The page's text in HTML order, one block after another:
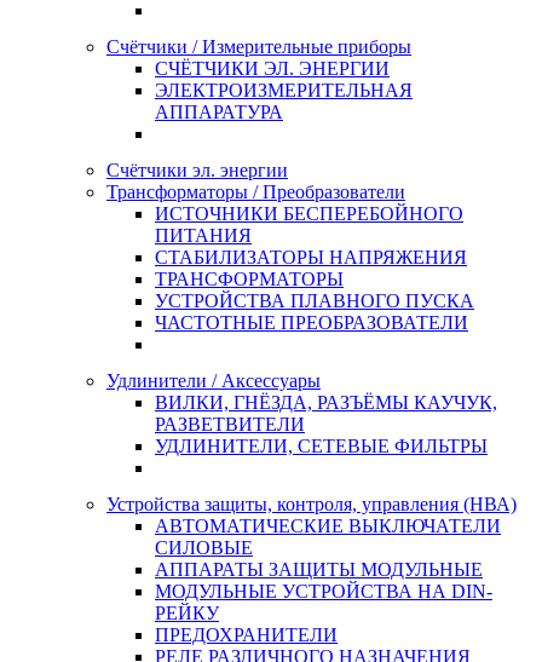
Счётчики / Измерительные приборы
СЧЁТЧИКИ ЭЛ. ЭНЕРГИИ
ЭЛЕКТРОИЗМЕРИТЕЛЬНАЯ
АППАРАТУРА
Счётчики эл. энергии
Трансформаторы / Преобразователи
ИСТОЧНИКИ БЕСПЕРЕБОЙНОГО
ПИТАНИЯ
СТАБИЛИЗАТОРЫ НАПРЯЖЕНИЯ
ТРАНСФОРМАТОРЫ
УСТРОЙСТВА ПЛАВНОГО ПУСКА
ЧАСТОТНЫЕ ПРЕОБРАЗОВАТЕЛИ
Удлинители / Аксессуары
ВИЛКИ, ГНЁЗДА, РАЗЪЁМЫ КАУЧУК,
РАЗВЕТВИТЕЛИ
УДЛИНИТЕЛИ, СЕТЕВЫЕ ФИЛЬТРЫ
Устройства защиты, контроля, управления (НВА)
АВТОМАТИЧЕСКИЕ ВЫКЛЮЧАТЕЛИ
СИЛОВЫЕ
АППАРАТЫ ЗАЩИТЫ МОДУЛЬНЫЕ
МОДУЛЬНЫЕ УСТРОЙСТВА НА DIN-
РЕЙКУ
ПРЕДОХРАНИТЕЛИ
РЕЛЕ РАЗЛИЧНОГО НАЗНАЧЕНИЯ